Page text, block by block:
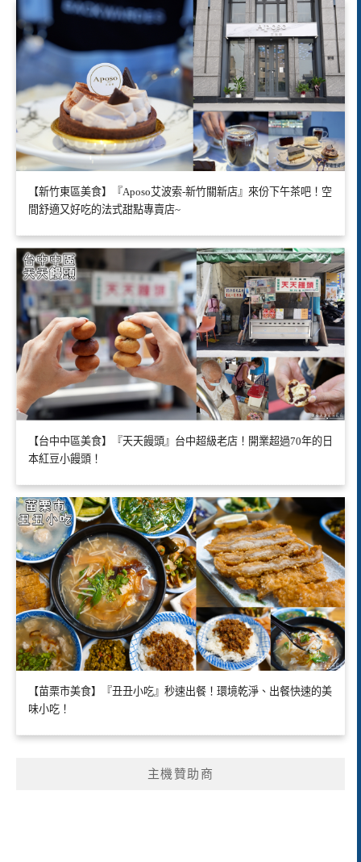
【新竹東區美食】『Aposo艾波索-新竹關新店』來份下午茶吧！空
間舒適又好吃的法式甜點專賣店~
【台中中區美食】『天天饅頭』台中超級老店！開業超過70年的日
本紅豆小饅頭！
【苗栗市美食】『丑丑小吃』秒速出餐！環境乾淨、出餐快速的美
味小吃！
主機贊助商